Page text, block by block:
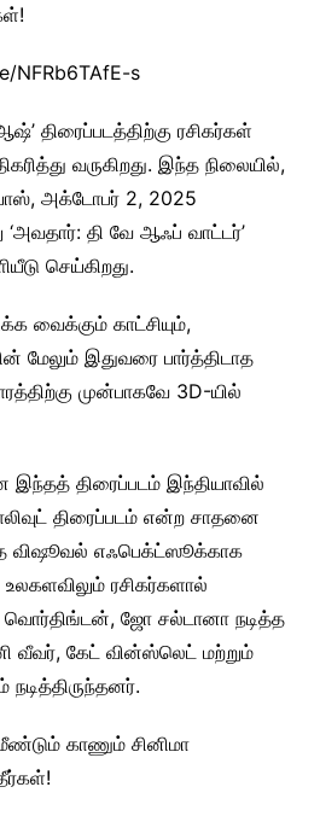
NFRb6TAfE-s
திரைப்படத்திற்கு ரசிகர்கள்
வருகிறது. இந்த நிலையில்,
அக்டோபர் 2, 2025
தி வே ஆஃப் வாட்டர்’
செய்கிறது.
வைக்கும் காட்சியும்,
மேலும் இதுவரை பார்த்திடாத
முன்பாகவே 3D-யில்
இந்தத் திரைப்படம் இந்தியாவில்
திரைப்படம் என்ற சாதனை
விஷூவல் எஃபெக்ட்ஸூக்காக
ரசிகர்களால்
ஜோ சல்டானா நடித்த
வீவர், கேட் வின்ஸ்லெட் மற்றும்
காணும் சினிமா